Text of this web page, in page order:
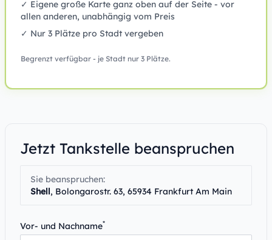
✓ Eigene große Karte ganz oben auf der Seite - vor
allen anderen, unabhängig vom Preis
✓ Nur 3 Plätze pro Stadt vergeben
Begrenzt verfügbar - je Stadt nur 3 Plätze.
Jetzt Tankstelle beanspruchen
Sie beanspruchen:
Shell, Bolongarostr. 63, 65934 Frankfurt Am Main
Vor- und Nachname*